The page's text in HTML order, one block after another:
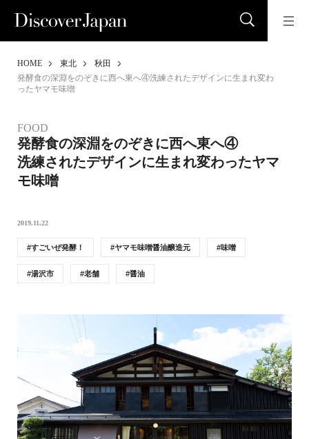
HOME 東北
秋田
発酵食の深淵をのぞきに西へ東へ④洗練されたデザインに生まれ変わ
ったヤマモ味噌
FOOD
発酵食の深淵をのぞきに西へ東へ④
洗練されたデザインに生まれ変わったヤマ
モ味噌
2019.11.22
すごいぜ発酵！ ヤマモ味噌醤油醸造元 味噌
湯沢市 老舗 醤油